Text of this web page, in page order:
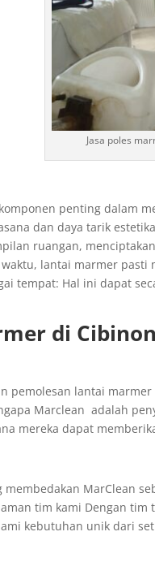
Jasa poles
penting dalam
dan daya tarik
ruangan,
lantai marmer
tempat: Hal ini dapat
di
pemolesan lantai
Marclean adalah
mereka dapat
membedakan MarClean
tim kami Dengan
kebutuhan unik dari